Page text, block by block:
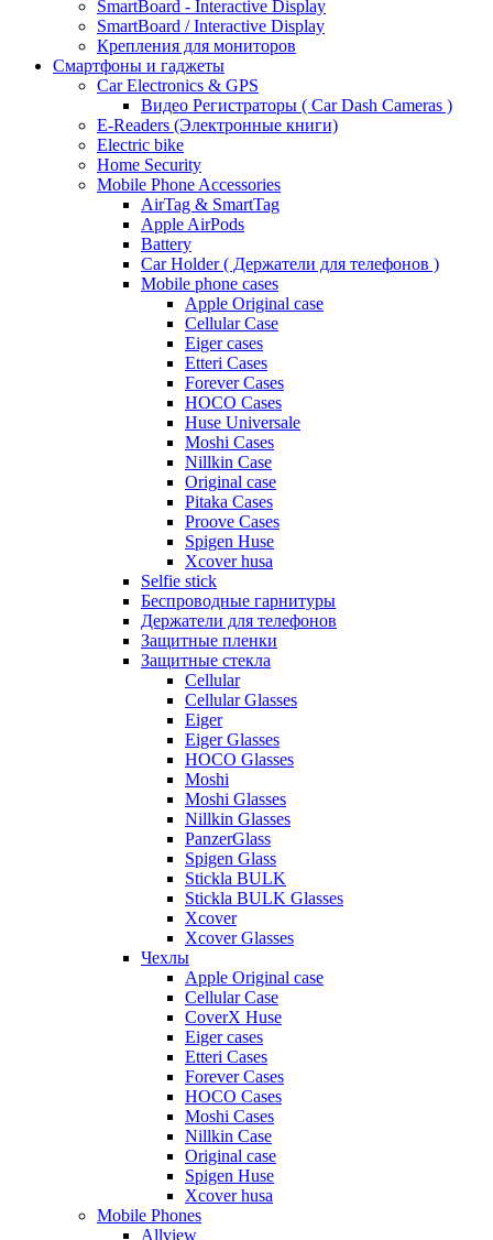
SmartBoard - Interactive Display
SmartBoard / Interactive Display
Крепления для мониторов
Смартфоны и гаджеты
Car Electronics & GPS
Видео Регистраторы ( Car Dash Cameras )
E-Readers (Электронные книги)
Electric bike
Home Security
Mobile Phone Accessories
AirTag & SmartTag
Apple AirPods
Battery
Car Holder ( Держатели для телефонов )
Mobile phone cases
Apple Original case
Cellular Case
Eiger cases
Etteri Cases
Forever Cases
HOCO Cases
Huse Universale
Moshi Cases
Nillkin Case
Original case
Pitaka Cases
Proove Cases
Spigen Huse
Xcover husa
Selfie stick
Беспроводные гарнитуры
Держатели для телефонов
Защитные пленки
Защитные стекла
Cellular
Cellular Glasses
Eiger
Eiger Glasses
HOCO Glasses
Moshi
Moshi Glasses
Nillkin Glasses
PanzerGlass
Spigen Glass
Stickla BULK
Stickla BULK Glasses
Xcover
Xcover Glasses
Чехлы
Apple Original case
Cellular Case
CoverX Huse
Eiger cases
Etteri Cases
Forever Cases
HOCO Cases
Moshi Cases
Nillkin Case
Original case
Spigen Huse
Xcover husa
Mobile Phones
Allview